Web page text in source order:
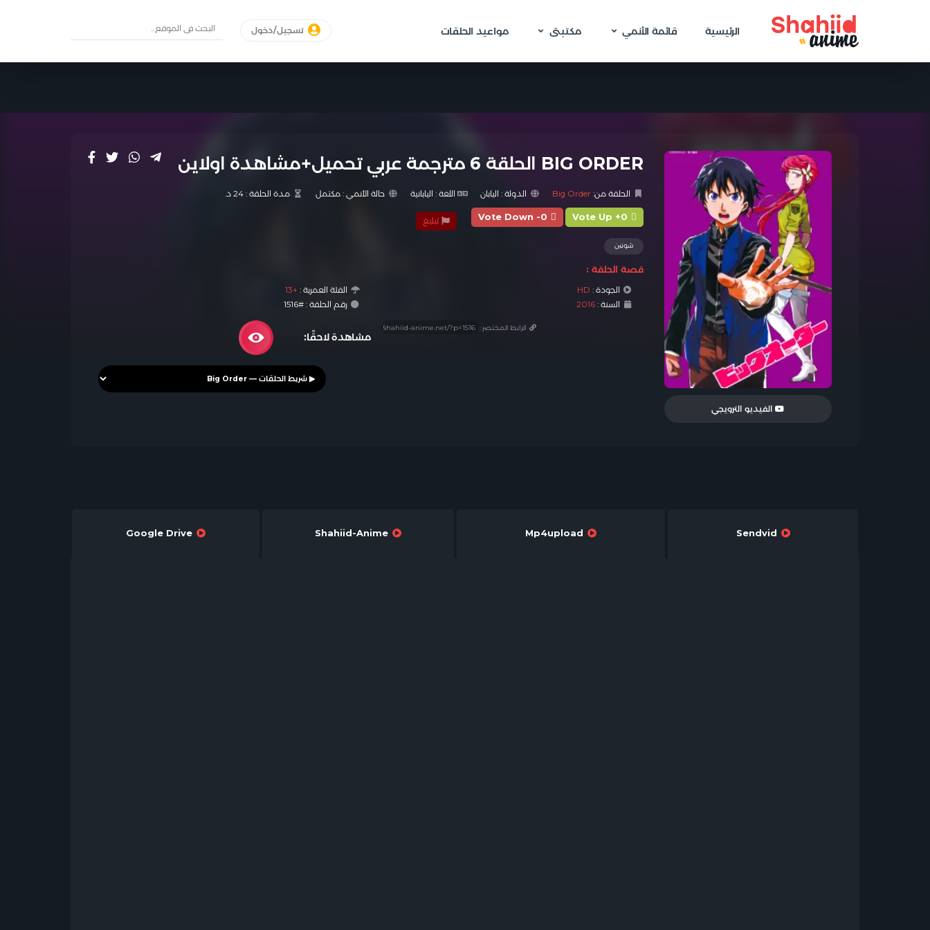
الرئيسية قائمة الأنمي مكتبتى مواعيد الحلقات تسجيل/دخول
الفيديو الترويجي
BIG ORDER الحلقة 6 مترجمة عربي تحميل+مشاهدة اولاين
الحلقة من:Big Order الدولة : اليابان اللغة : اليابانية حالة الأنمي : مكتمل مدة الحلقة : 24 د.
Vote Up +0
Vote Down -0 تبليغ
شونين
قصة الحلقة :
الجودة : HD الفئة العمرية : +13
السنة :2016 رقم الحلقة : #1516
الرابط المختصر :
مشاهدة لاحقًا: